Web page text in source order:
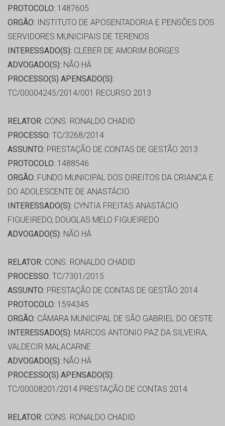
PROTOCOLO: 1487605
ORGÃO: INSTITUTO DE APOSENTADORIA E PENSÕES DOS
SERVIDORES MUNICIPAIS DE TERENOS
INTERESSADO(S): CLEBER DE AMORIM BORGES
ADVOGADO(S): NÃO HÁ
PROCESSO(S) APENSADO(S):
TC/00004245/2014/001 RECURSO 2013
RELATOR: CONS. RONALDO CHADID
PROCESSO: TC/3268/2014
ASSUNTO: PRESTAÇÃO DE CONTAS DE GESTÃO 2013
PROTOCOLO: 1488546
ORGÃO: FUNDO MUNICIPAL DOS DIREITOS DA CRIANCA E
DO ADOLESCENTE DE ANASTÁCIO
INTERESSADO(S): CYNTIA FREITAS ANASTÁCIO
FIGUEIREDO, DOUGLAS MELO FIGUEIREDO
ADVOGADO(S): NÃO HÁ
RELATOR: CONS. RONALDO CHADID
PROCESSO: TC/7301/2015
ASSUNTO: PRESTAÇÃO DE CONTAS DE GESTÃO 2014
PROTOCOLO: 1594345
ORGÃO: CÂMARA MUNICIPAL DE SÃO GABRIEL DO OESTE
INTERESSADO(S): MARCOS ANTONIO PAZ DA SILVEIRA,
VALDECIR MALACARNE
ADVOGADO(S): NÃO HÁ
PROCESSO(S) APENSADO(S):
TC/00008201/2014 PRESTAÇÃO DE CONTAS 2014
RELATOR: CONS. RONALDO CHADID